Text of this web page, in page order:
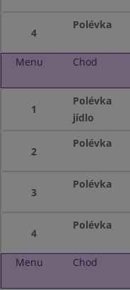
4
Polévka
Menu Chod
1
Polévka
jídlo
2
Polévka
3
Polévka
4
Polévka
Menu Chod